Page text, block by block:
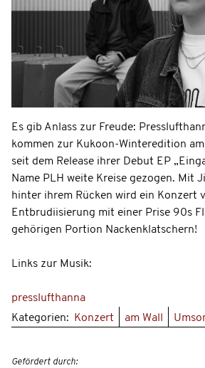
Es gib Anlass zur Freude:
kommen zur Kukoon-Winteredition
seit dem Release ihrer Debut EP
Name PLH weite Kreise gezogen. Mit
hinter ihrem Rücken wird ein Konzert
Entbrudiisierung mit einer Prise 90s
gehörigen Portion Nackenklatschern!
Links zur Musik:
presslufthanna
Kategorien: Konzert am Wall
Gefördert durch: